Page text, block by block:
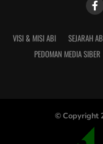
VISI & MISI ABI SEJARAH
PEDOMAN MEDIA SIBER
© Copyright